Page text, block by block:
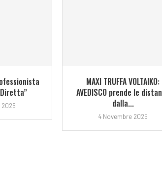
2025
MAXI TRUFFA VOLTAIKO:
AVEDISCO prende le
dalla...
4 Novembre 2025